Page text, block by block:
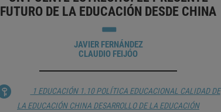
FUTURO DE LA EDUCACIÓN DESDE CHINA
JAVIER FERNÁNDEZ
CLAUDIO FEIJÓO
1 EDUCACIÓN 1.10 POLÍTICA EDUCACIONAL CALIDAD DE
LA EDUCACIÓN CHINA DESARROLLO DE LA EDUCACIÓN